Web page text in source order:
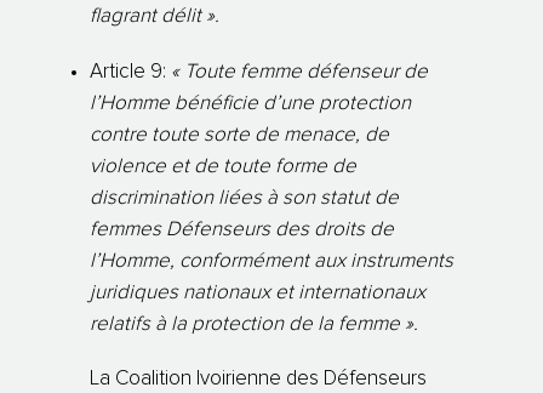
flagrant délit ».
Article 9: « Toute femme défenseur de
l’Homme bénéficie d’une protection
contre toute sorte de menace, de
violence et de toute forme de
discrimination liées à son statut de
femmes Défenseurs des droits de
l’Homme, conformément aux instruments
juridiques nationaux et internationaux
relatifs à la protection de la femme ».
La Coalition Ivoirienne des Défenseurs